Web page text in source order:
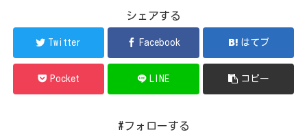
シェアする
Twitter Facebook はてブ
Pocket LINE コピー
#フォローする